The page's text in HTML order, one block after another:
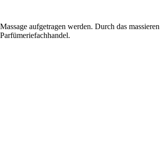
aufgetragen werden. Durch das